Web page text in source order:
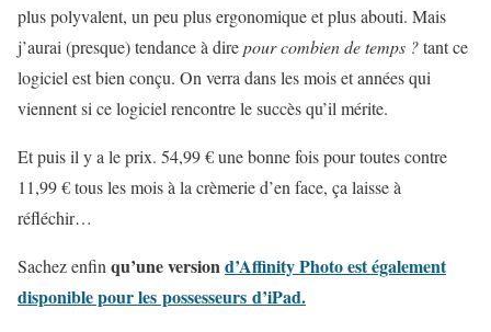
plus polyvalent, un peu plus ergonomique et plus abouti. Mais
j’aurai (presque) tendance à direpour combien de temps ?tant ce
logiciel est bien conçu. On verra dans les mois et années qui
viennent si ce logiciel rencontre le succès qu’il mérite.
Et puis il y a le prix. 54,99 € une bonne fois pour toutes contre
11,99 € tous les mois à la crèmerie d’en face, ça laisse à
réfléchir…
Sachez enfinqu’une versiond’Affinity Photo est également
disponible pour les possesseurs d’iPad.